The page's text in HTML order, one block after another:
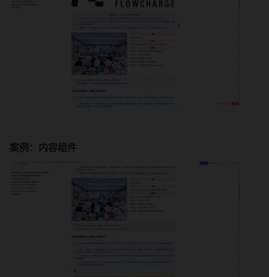
案例：内容组件